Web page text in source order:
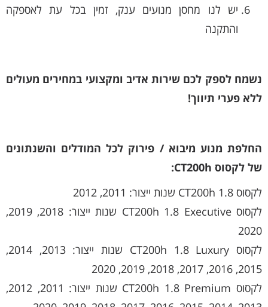
יש לנו מחסן מנועים ענק, זמין בכל עת לאספקה
והתקנה
נשמח לספק לכם שירות אדיב ומקצועי במחירים מעולים
ללא פערי תיווך!
החלפת מנוע מיבוא / פירוק לכל המודלים והשנתונים
של לקסוס CT200h:
לקסוס CT200h 1.8 שנות ייצור: 2011, 2012
לקסוס CT200h 1.8 Executive שנות ייצור: 2018, 2019,
2020
לקסוס CT200h 1.8 Luxury שנות ייצור: 2013, 2014,
2015, 2016, 2017, 2018, 2019, 2020
לקסוס CT200h 1.8 Premium שנות ייצור: 2011, 2012,